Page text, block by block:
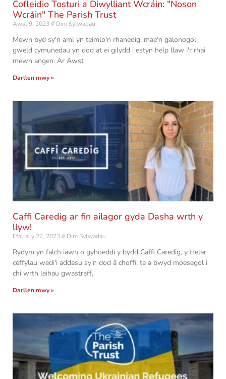
Cofleidio Tosturi a Diwylliant Wcráin: "Noson
Wcráin" The Parish Trust
Awst 9, 2023 Dim Sylwadau
Mewn byd sy'n aml yn teimlo'n rhanedig, mae'n galonogol
gweld cymunedau yn dod at ei gilydd i estyn help llaw i'r rhai
mewn angen. Ar Awst
Darllen mwy »
Caffi Caredig ar fin ailagor gyda Dasha wrth y
llyw!
Efallai y 22, 2023 Dim Sylwadau
Rydym yn falch iawn o gyhoeddi y bydd Caffi Caredig, y trelar
ceffylau wedi'i addasu sy'n dod â choffi, te a bwyd moesegol i
chi wrth leihau gwastraff,
Darllen mwy »